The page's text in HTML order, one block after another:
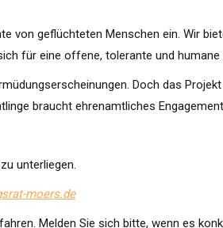
von geflüchteten Menschen ein. Wir
für eine offene, tolerante und
Doch das
braucht ehrenamtliches
unterliegen.
moers.de
Melden Sie sich bitte, wenn es